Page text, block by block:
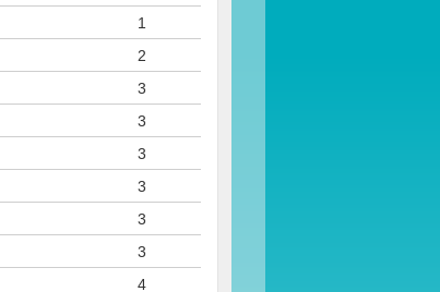
1
2
3
3
3
3
3
3
4